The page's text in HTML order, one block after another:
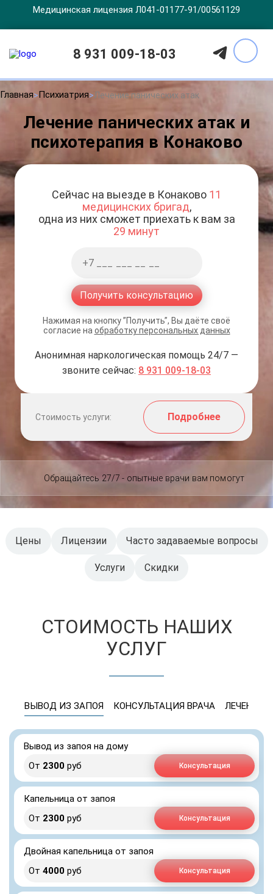
Медицинская лицензия Л041-01177-91/00561129
8 931 009-18-03
Главная Психиатрия Лечение панических атак
Лечение панических атак и
психотерапия в Конаково
Сейчас на выезде в Конаково 11
медицинских бригад,
одна из них сможет приехать к вам за
29 минут
Получить консультацию
Нажимая на кнопку ”Получить”, Вы даёте своё
согласие на обработку персональных данных
Анонимная наркологическая помощь 24/7 —
звоните сейчас: 8 931 009-18-03
Стоимость услуги: Подробнее
Обращайтесь 27/7 - опытные врачи вам помогут
Цены Лицензии Часто задаваемые вопросы
Услуги Скидки
СТОИМОСТЬ НАШИХ
УСЛУГ
ВЫВОД ИЗ ЗАПОЯ КОНСУЛЬТАЦИЯ ВРАЧА ЛЕЧЕНИЕ
Вывод из запоя на дому
От 2300 руб Консультация
Капельница от запоя
От 2300 руб Консультация
Двойная капельница от запоя
От 4000 руб Консультация